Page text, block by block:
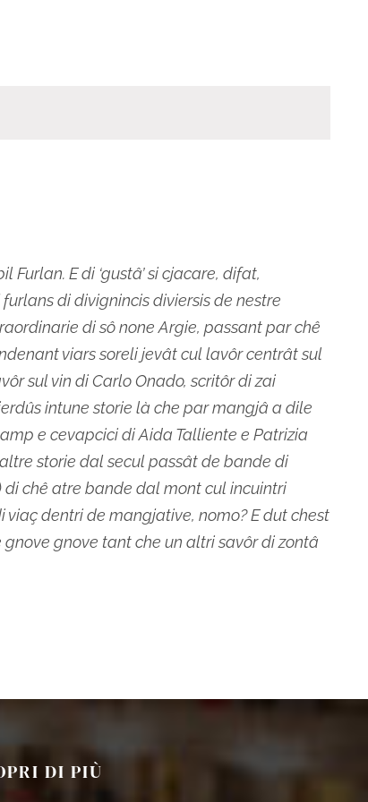
Furlan. E di ‘gustâ’ si cjacare, difat,
di divignincis diviersis de nestre
di sô none Argie, passant par chê
viars soreli jevât cul lavôr centrât sul
sul vin di Carlo Onado, scritôr di zai
intune storie là che par mangjâ a dile
e cevapcici di Aida Talliente e Patrizia
storie dal secul passât de bande di
di chê atre bande dal mont cul incuintri
viaç dentri de mangjative, nomo? E dut chest
gnove tant che un altri savôr di zontâ
DI PIÙ